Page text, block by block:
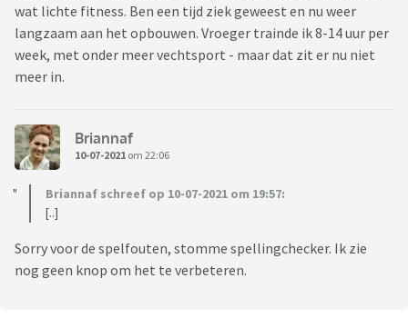
wat lichte fitness. Ben een tijd ziek geweest en nu weer
langzaam aan het opbouwen. Vroeger trainde ik 8-14 uur per
week, met onder meer vechtsport - maar dat zit er nu niet
meer in.
Briannaf
10-07-2021 om 22:06
Briannaf schreef op 10-07-2021 om 19:57:
[..]
Sorry voor de spelfouten, stomme spellingchecker. Ik zie
nog geen knop om het te verbeteren.